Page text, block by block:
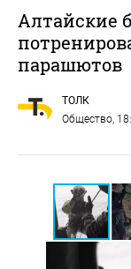
Алтайские
парашютов
ТОЛК
Общество ,